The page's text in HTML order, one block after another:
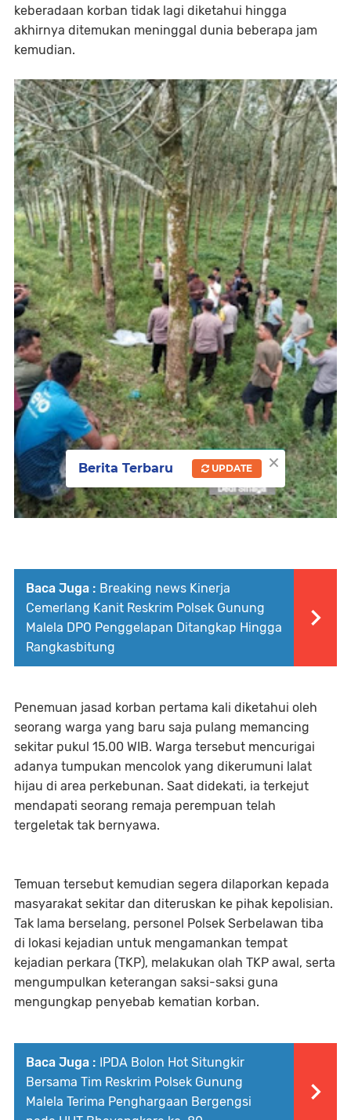
keberadaan korban tidak lagi diketahui hingga
akhirnya ditemukan meninggal dunia beberapa jam
kemudian.
Baca Juga : Breaking news Kinerja
Cemerlang Kanit Reskrim Polsek Gunung
Malela DPO Penggelapan Ditangkap Hingga
Rangkasbitung
Penemuan jasad korban pertama kali diketahui oleh
seorang warga yang baru saja pulang memancing
sekitar pukul 15.00 WIB. Warga tersebut mencurigai
adanya tumpukan mencolok yang dikerumuni lalat
hijau di area perkebunan. Saat didekati, ia terkejut
mendapati seorang remaja perempuan telah
tergeletak tak bernyawa.
Temuan tersebut kemudian segera dilaporkan kepada
masyarakat sekitar dan diteruskan ke pihak kepolisian.
Tak lama berselang, personel Polsek Serbelawan tiba
di lokasi kejadian untuk mengamankan tempat
kejadian perkara (TKP), melakukan olah TKP awal, serta
mengumpulkan keterangan saksi-saksi guna
mengungkap penyebab kematian korban.
Baca Juga : IPDA Bolon Hot Situngkir
Bersama Tim Reskrim Polsek Gunung
Malela Terima Penghargaan Bergengsi
×
Berita Terbaru UPDATE